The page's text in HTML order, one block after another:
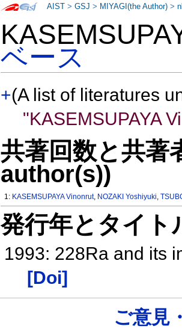
ベース
+(A list of literatures
"KASEMSUPAYA
共著回数と共
author(s))
1: KASEMSUPAYA Vinonrut, NOZAKI Yoshiyuki,
発行年とタイ
1993: 228Ra and its
[Doi]
AIST >GSJ > MIYAGI(the Author) >
ご意見